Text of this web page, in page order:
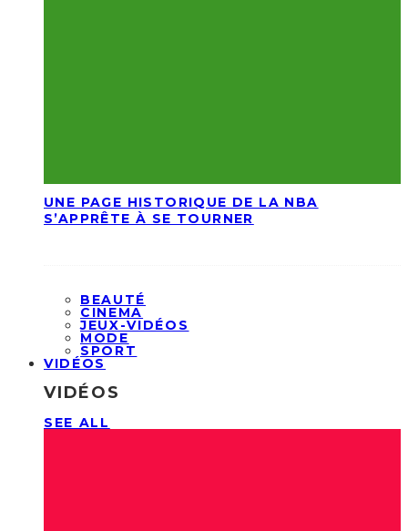
UNE PAGE HISTORIQUE DE LA NBA
S’APPRÊTE À SE TOURNER
BEAUTÉ
CINEMA
JEUX-VIDÉOS
MODE
SPORT
VIDÉOS
VIDÉOS
SEE ALL